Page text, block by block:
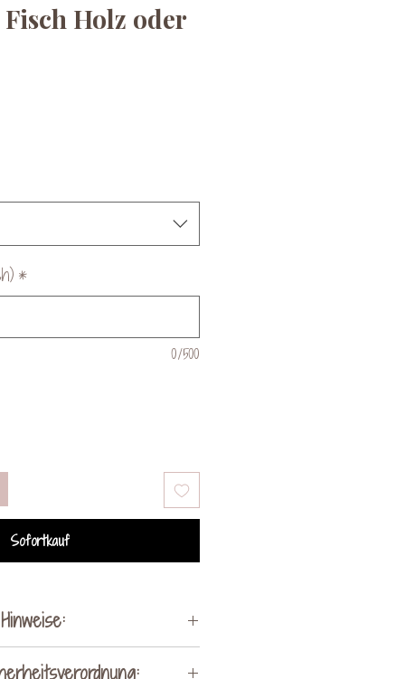
Holz oder
*
0/500
Sofortkauf
Hinweise:
Holz um ein Naturprodukt